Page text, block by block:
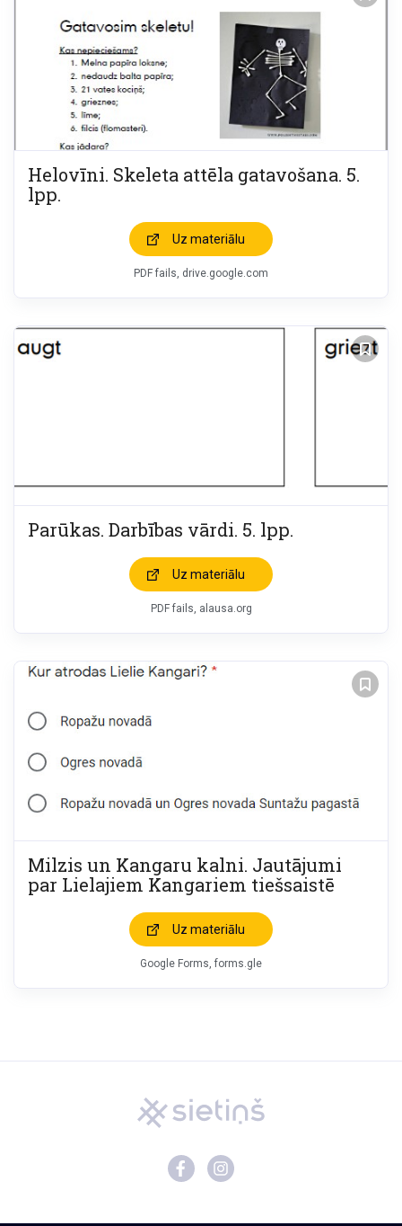
Helovīni. Skeleta attēla gatavošana. 5.
lpp.
Uz materiālu
PDF fails, drive.google.com
Parūkas. Darbības vārdi. 5. lpp.
Uz materiālu
PDF fails, alausa.org
Milzis un Kangaru kalni. Jautājumi
par Lielajiem Kangariem tiešsaistē
Uz materiālu
Google Forms, forms.gle